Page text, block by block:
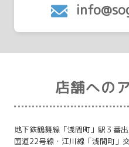
店舗への
地下鉄鶴舞線「浅間町」駅３番
国道22号線・江川線「浅間町」